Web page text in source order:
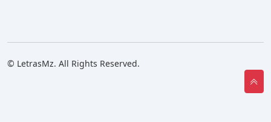
© LetrasMz. All Rights Reserved.